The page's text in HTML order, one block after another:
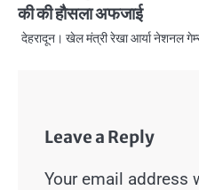
की की हौसला अफजाई
देहरादून। खेल मंत्री रेखा आर्या नेशनल
Leave a Reply
Your email address